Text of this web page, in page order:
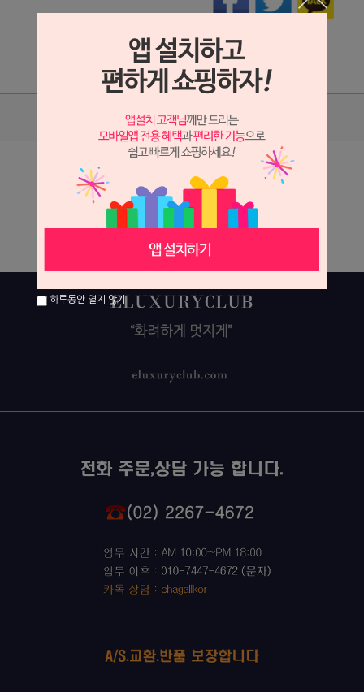
상품리뷰
상세정보 새창 열기
상세 정보를 확대해 보실 수 있습니다.
하루동안 열지 않기